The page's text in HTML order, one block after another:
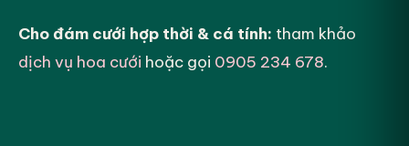
Cho đám cưới hợp thời & cá tính: tham khảo
dịch vụ hoa cưới hoặc gọi 0905 234 678.